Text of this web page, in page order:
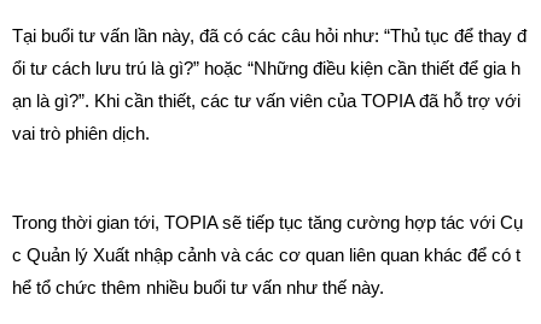
Tại buổi tư vấn lần này, đã có các câu hỏi như: “Thủ tục để thay đ
ổi tư cách lưu trú là gì?” hoặc “Những điều kiện cần thiết để gia h
ạn là gì?”. Khi cần thiết, các tư vấn viên của TOPIA đã hỗ trợ với
vai trò phiên dịch.
Trong thời gian tới, TOPIA sẽ tiếp tục tăng cường hợp tác với Cụ
c Quản lý Xuất nhập cảnh và các cơ quan liên quan khác để có t
hể tổ chức thêm nhiều buổi tư vấn như thế này.